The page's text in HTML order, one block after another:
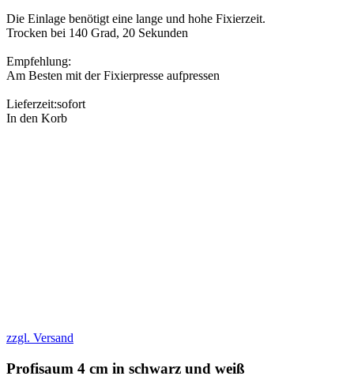
Die Einlage benötigt eine lange und hohe Fixierzeit.
Trocken bei 140 Grad, 20 Sekunden
Empfehlung:
Am Besten mit der Fixierpresse aufpressen
Lieferzeit:sofort
In den Korb
zzgl. Versand
Profisaum 4 cm in schwarz und weiß